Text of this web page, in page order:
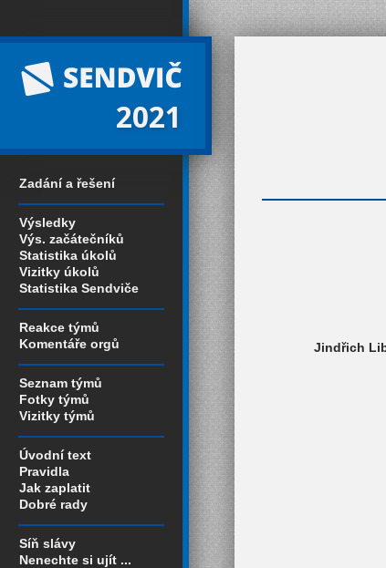
2021
Zadání a řešení
Výsledky
Výs. začátečníků
Statistika úkolů
Vizitky úkolů
Statistika Sendviče
Reakce týmů
Komentáře orgů
Seznam týmů
Fotky týmů
Vizitky týmů
Úvodní text
Pravidla
Jak zaplatit
Dobré rady
Síň slávy
Nenechte si ujít ...
Jindřich